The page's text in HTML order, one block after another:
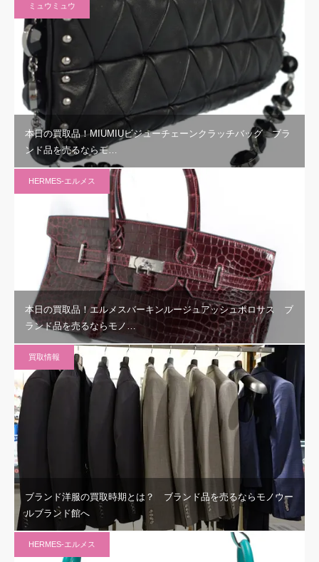
ミュウミュウ
本日の買取品！MIUMIUビジューチェーンクラッチバッグ ブラ
ンド品を売るならモ…
HERMES-エルメス
本日の買取品！エルメスバーキンルージュアッシュポロサス ブ
ランド品を売るならモノ…
買取情報
ブランド洋服の買取時期とは？ ブランド品を売るならモノウー
ルブランド館へ
HERMES-エルメス